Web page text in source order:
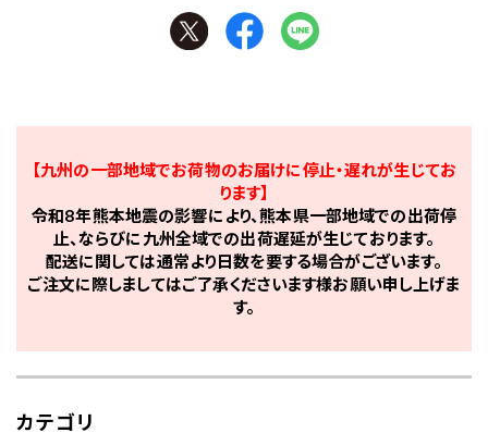
【九州の一部地域でお荷物のお届けに停止・遅れが生じてお
ります】
令和8年熊本地震の影響により、熊本県一部地域での出荷停
止、ならびに九州全域での出荷遅延が生じております。
配送に関しては通常より日数を要する場合がございます。
ご注文に際しましてはご了承くださいます様お願い申し上げま
す。
カテゴリ